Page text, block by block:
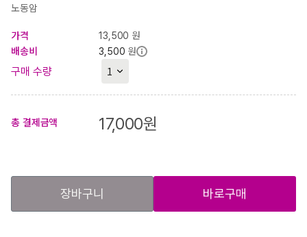
노동암
가격
13,500 원
배송비
3,500 원
구매 수량
총 결제금액 17,000원
장바구니 바로구매